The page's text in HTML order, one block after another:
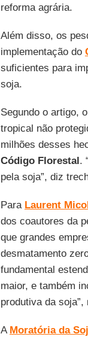
reforma agrária.
Além disso, os
implementação do
suficientes para
soja.
Segundo o artigo,
tropical não
milhões desses
Código Florestal.
pela soja”, diz
Para Laurent
dos coautores da
que grandes
desmatamento
fundamental
maior, e também
produtiva da soja”,
A Moratória da